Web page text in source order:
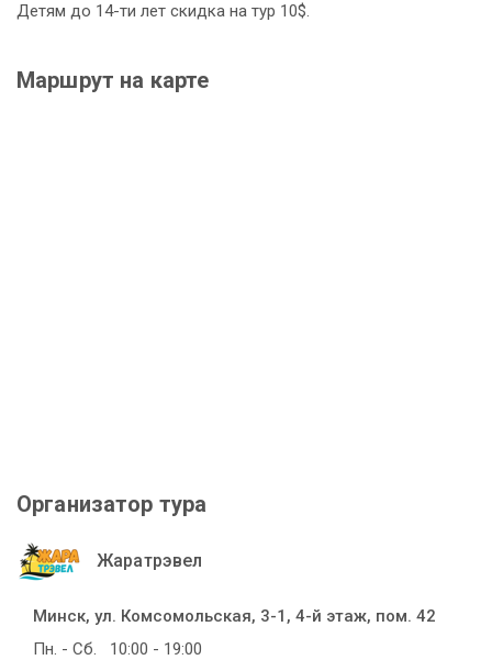
Детям до 14-ти лет скидка на тур 10$.
Маршрут на карте
Организатор тура
Жаратрэвел
Минск, ул. Комсомольская, 3-1, 4-й этаж, пом. 42
Пн. - Сб.
10:00 - 19:00